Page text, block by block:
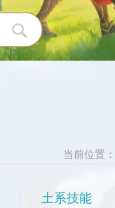
当前位置：
土系技能